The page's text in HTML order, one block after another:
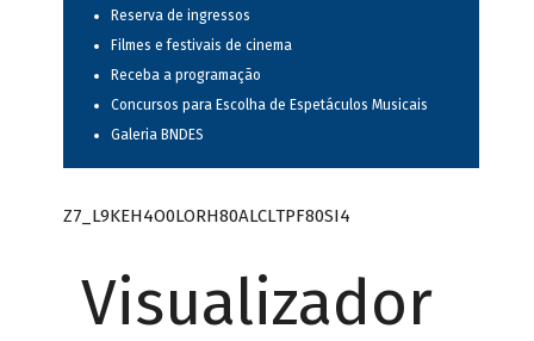
Reserva de ingressos
Filmes e festivais de cinema
Receba a programação
Concursos para Escolha de Espetáculos Musicais
Galeria BNDES
Z7_L9KEH4O0LORH80ALCLTPF80SI4
Visualizador